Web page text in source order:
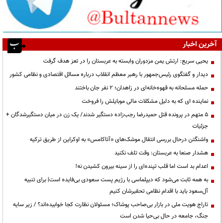
آخرین اخبار
یحیی سریع: ارتش یمن مزدوران وابسته به عربستان را در تعز هدف گرفت
دیدار و گفتگوی رئیس‌جمهور با رهبر معظم انقلاب درباره مسائل اقتصادی و نظامی کشور
حمله مسلحانه به قهوه‌خانه‌ای در زاهدان؛ ۲ نفر جان باختند
نماینده ای که به دلیل مشکلات مالی موبایلش را فروخت
۵ متهم در پرونده قتل حمیدرضا رجب‌زاده دستگیر شدند/ یک زن در میان دستگیرشدگان +
جزئیات
واشنگتن درحال بررسی انتقال موشک‌های «آتاکامس» به اوکراین از طریق ترکیه
هشدار صنعا به عربستان: وقت تلف نکنید
اعدام بد است اما قلب تپنده‌ای را از سینه بیرون کشیدن نه!
به همه ثابت می‌شود که دیپلماسی با رژیم پست سعودی بی‌فایده است| برای تنبیه
آل‌سعود باید با اقدام نظامی تحقیرشان کنیم
تاراج هویت ملی در بازار بی‌صاحب پوشاک؛ مسئولان نظارت کجا خوابیده‌اند؟ / زیر سایه
جنگ، جامعه در حال بی‌حیا شدن است